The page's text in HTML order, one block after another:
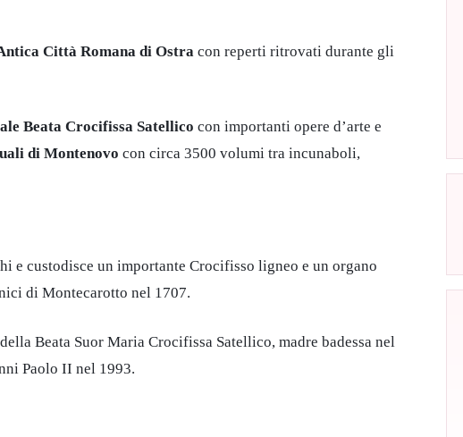
Città Romana di Ostra con reperti ritrovati durante gli
Beata Crocifissa Satellico con importanti opere d’arte e
di Montenovo con circa 3500 volumi tra incunaboli,
e custodisce un importante Crocifisso ligneo e un organo
di Montecarotto nel 1707.
Beata Suor Maria Crocifissa Satellico, madre badessa nel
Paolo II nel 1993.